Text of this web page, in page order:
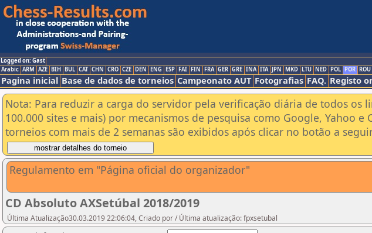
Logged on: Gast
Arabic ARM AZE BIH BUL CAT CHN CRO CZE DEN ENG ESP FAI FIN FRA GER GRE INA ITA JPN MKD LTU NED POL POR ROU
Pagina inicial Base de dados de torneios Campeonato AUT Fotografias FAQ. Registo
Nota: Para reduzir a carga do servidor pela verificação diária de todos os
100.000 sites e mais) por mecanismos de pesquisa como Google, Yahoo e
torneios com mais de 2 semanas são exibidos após clicar no botão a
Regulamento em "Página oficial do organizador"
CD Absoluto AXSetúbal 2018/2019
Última Atualização30.03.2019 22:06:04, Criado por / Última atualização: fpxsetubal